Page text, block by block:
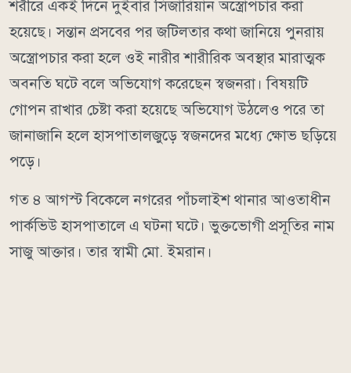
শরীরে একই দিনে দুইবার সিজারিয়ান অস্ত্রোপচার করা
হয়েছে। সন্তান প্রসবের পর জটিলতার কথা জানিয়ে পুনরায়
অস্ত্রোপচার করা হলে ওই নারীর শারীরিক অবস্থার মারাত্মক
অবনতি ঘটে বলে অভিযোগ করেছেন স্বজনরা। বিষয়টি
গোপন রাখার চেষ্টা করা হয়েছে অভিযোগ উঠলেও পরে তা
জানাজানি হলে হাসপাতালজুড়ে স্বজনদের মধ্যে ক্ষোভ ছড়িয়ে
পড়ে।
গত ৪ আগস্ট বিকেলে নগরের পাঁচলাইশ থানার আওতাধীন
পার্কভিউ হাসপাতালে এ ঘটনা ঘটে। ভুক্তভোগী প্রসূতির নাম
সাজু আক্তার। তার স্বামী মো. ইমরান।